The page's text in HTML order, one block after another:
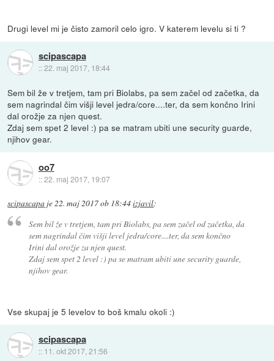
Drugi level mi je čisto zamoril celo igro. V katerem levelu si ti ?
scipascapa
::22. maj 2017, 18:44
Sem bil že v tretjem, tam pri Biolabs, pa sem začel od začetka, da
sem nagrindal čim višji level jedra/core....ter, da sem končno Irini
dal orožje za njen quest.
Zdaj sem spet 2 level :) pa se matram ubiti une security guarde,
njihov gear.
oo7
::22. maj 2017, 19:07
scipascapa je22. maj 2017 ob 18:44izjavil:
Sem bil že v tretjem, tam pri Biolabs, pa sem začel od začetka, da
sem nagrindal čim višji level jedra/core....ter, da sem končno
Irini dal orožje za njen quest.
Zdaj sem spet 2 level :) pa se matram ubiti une security guarde,
njihov gear.
Vse skupaj je 5 levelov to boš kmalu okoli :)
scipascapa
:: 11. okt 2017, 21:56